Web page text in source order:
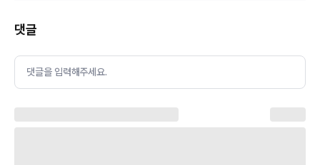
댓글
댓글을 입력해주세요.